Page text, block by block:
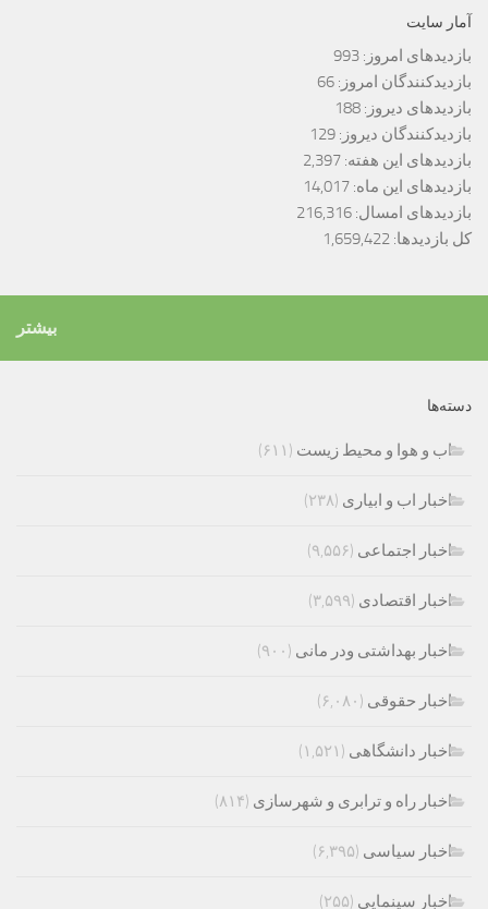
آمار سایت
بازدیدهای امروز: 993
بازدیدکنندگان امروز: 66
بازدیدهای دیروز: 188
بازدیدکنندگان دیروز: 129
بازدیدهای این هفته: 2,397
بازدیدهای این ماه: 14,017
بازدیدهای امسال: 216,316
کل بازدیدها: 1,659,422
بیشتر
دسته‌ها
اب و هوا و محیط زیست (۶۱۱)
اخبار اب و ابیاری (۲۳۸)
اخبار اجتماعی (۹,۵۵۶)
اخبار اقتصادی (۳,۵۹۹)
اخبار بهداشتی ودر مانی (۹۰۰)
اخبار حقوقی (۶,۰۸۰)
اخبار دانشگاهی (۱,۵۲۱)
اخبار راه و ترابری و شهرسازی (۸۱۴)
اخبار سیاسی (۶,۳۹۵)
اخبار سینمایی (۲۵۵)